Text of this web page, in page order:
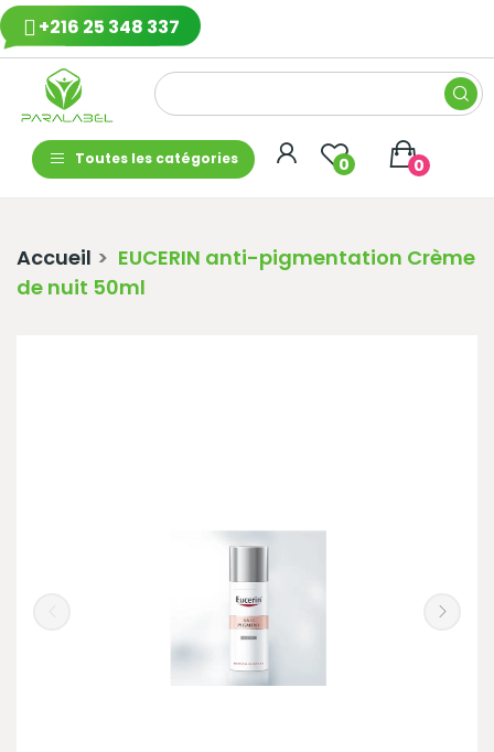
+216 25 348 337
Toutes les catégories 0 0
Accueil
EUCERIN anti-pigmentation Crème
de nuit 50ml